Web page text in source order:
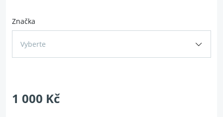
Značka
Vyberte
1 000 Kč